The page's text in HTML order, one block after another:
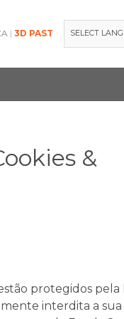
3D PAST SELECT
&
protegidos pela
interdita a sua